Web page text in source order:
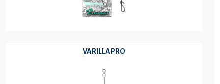
VARILLA PRO